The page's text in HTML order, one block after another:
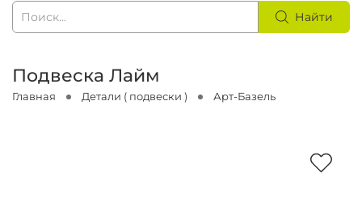
Найти
Подвеска Лайм
Главная Детали ( подвески ) Арт-Базель